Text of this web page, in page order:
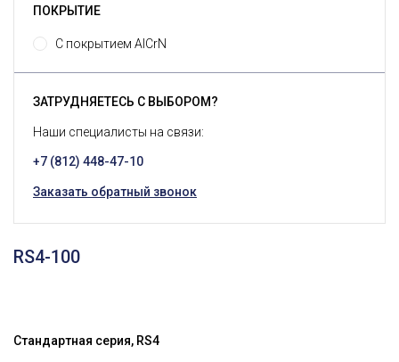
RS4-100
Стандартная серия, RS4
ПОКРЫТИЕ
С покрытием AlCrN
ЗАТРУДНЯЕТЕСЬ С ВЫБОРОМ?
Наши специалисты на связи:
+7 (812) 448-47-10
Заказать обратный звонок